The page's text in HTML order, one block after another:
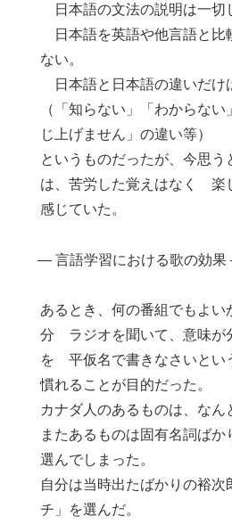
日本語の文法の説明は一切
日本語を英語や他言語と比
ない。
日本語と日本語の違いだけ
（「知らない」「わからな
じ上げません」の違い等）
というものだったが、今思
は、苦労した覚えはなく
感じていた。
― 言語学習における歌の効
あるとき、何の番組でもよ
分 ラジオを聞いて、意味が
を 平仮名で書きなさいとい
慣れることが目的だった。
カナダ人のあるものは、なん
またあるものは固有名詞ば
選んでしまった。
自分は当時出たばかりの裕次
チ」を選んだ。